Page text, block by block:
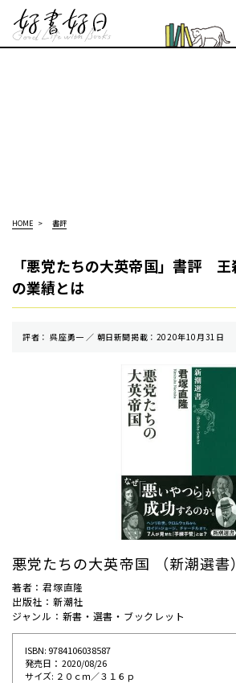
HOME 書評
「悪党たちの大英帝国」書評
の業績とは
評者： 呉座勇一 ／ 朝⽇新聞掲載：2020年10月31日
悪党たちの大英帝国 （新潮選書）
著者：君塚直隆
出版社：新潮社
ジャンル：新書・選書・ブックレット
ISBN: 9784106038587
発売⽇： 2020/08/26
サイズ: ２０ｃｍ／３１６ｐ